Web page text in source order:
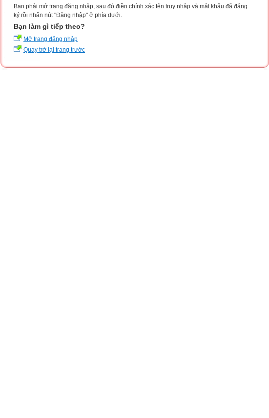
Bạn phải mở trang đăng nhập, sau đó điền chính xác tên truy nhập và mật khẩu đã đăng
ký rồi nhấn nút "Đăng nhập" ở phía dưới.
Bạn làm gì tiếp theo?
Mở trang đăng nhập
Quay trở lại trang trước